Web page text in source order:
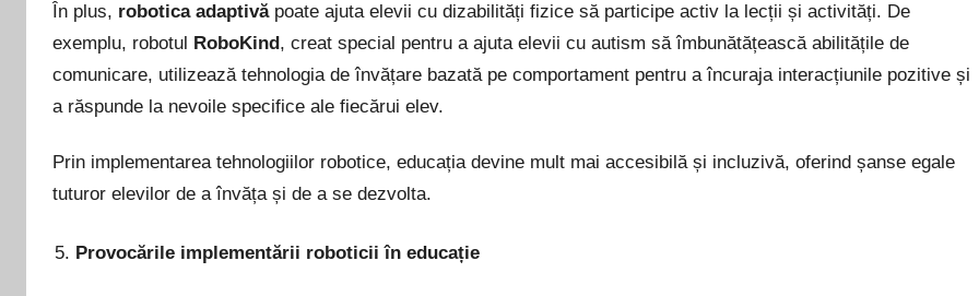
În plus, robotica adaptivăpoate ajuta elevii cu dizabilități fizice să participe activ la lecții și activități. De
exemplu, robotul
RoboKind , creat special pentru a ajuta elevii cu autism să îmbunătățească abilitățile de
comunicare, utilizează tehnologia de învățare bazată pe comportament pentru a încuraja interacțiunile pozitive și
a răspunde la nevoile specifice ale fiecărui elev.
Prin implementarea tehnologiilor robotice, educația devine mult mai accesibilă și incluzivă, oferind șanse egale
tuturor elevilor de a învăța și de a se dezvolta.
Provocările implementării roboticii în educație